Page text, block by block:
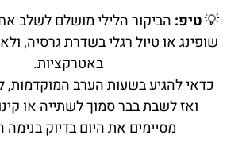
💡טיפ: הביקור הלילי מושלם לשלב
שופינג או טיול רגלי בשדרת גרסיה,
באטרקציות.
כדאי להגיע בשעות הערב המוקדמות,
ואז לשבת בבר סמוך לשתייה או
מסיימים את היום בדיוק בנימה